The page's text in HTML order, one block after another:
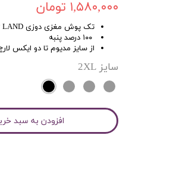
۱,۵۸۰,۰۰۰ تومان
تک پوش مغزی دوزی TIP LAND
از سایز مدیوم تا دو ایکس
سایز 2XL
افزودن به سبد